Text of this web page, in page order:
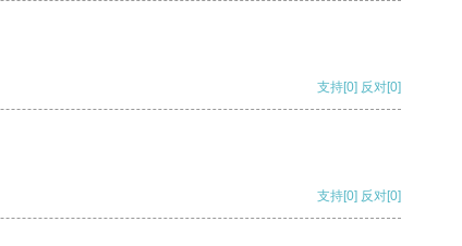
支持[0] 反对[0]
支持[0] 反对[0]